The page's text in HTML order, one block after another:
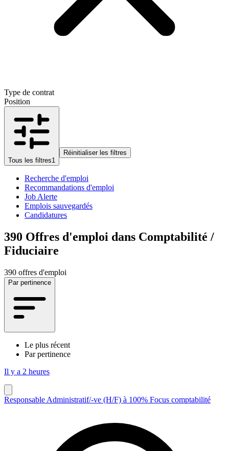
Type de contrat
Position
Tous les filtres1
Réinitialiser les filtres
Recherche d'emploi
Recommandations d'emploi
Job Alerte
Emplois sauvegardés
Candidatures
390 Offres d'emploi dans Comptabilité /
Fiduciaire
390 offres d'emploi
Par pertinence
Le plus récent
Par pertinence
Il y a 2 heures
Responsable Administratif/-ve (H/F) à 100% Focus comptabilité